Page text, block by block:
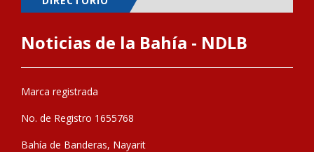
Noticias de la Bahía - NDLB
Marca registrada
No. de Registro 1655768
Bahía de Banderas, Nayarit